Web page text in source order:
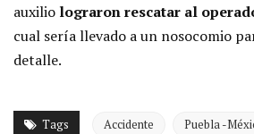
auxilio lograron rescatar al
cual sería llevado a un nosocomio
detalle.
Tags Accidente Puebla -